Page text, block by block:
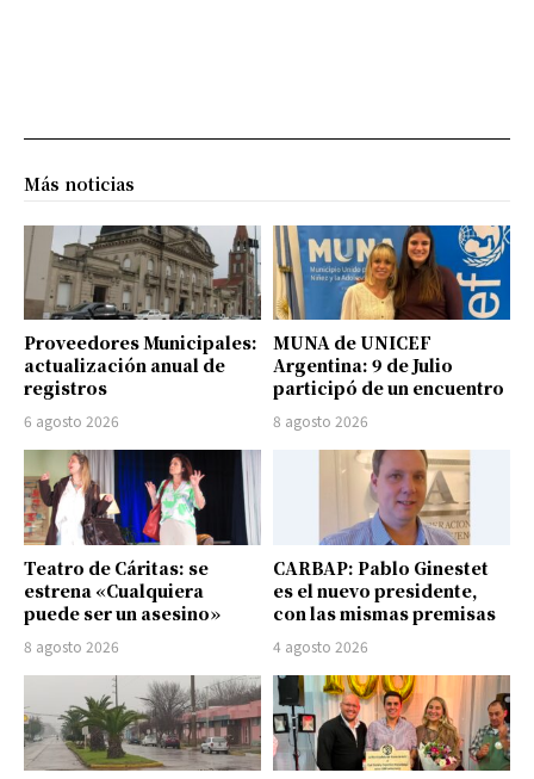
Más noticias
Proveedores Municipales:
actualización anual de
registros
6 agosto 2026
MUNA de UNICEF
Argentina: 9 de Julio
participó de un encuentro
8 agosto 2026
Teatro de Cáritas: se
estrena «Cualquiera
puede ser un asesino»
8 agosto 2026
CARBAP: Pablo Ginestet
es el nuevo presidente,
con las mismas premisas
4 agosto 2026